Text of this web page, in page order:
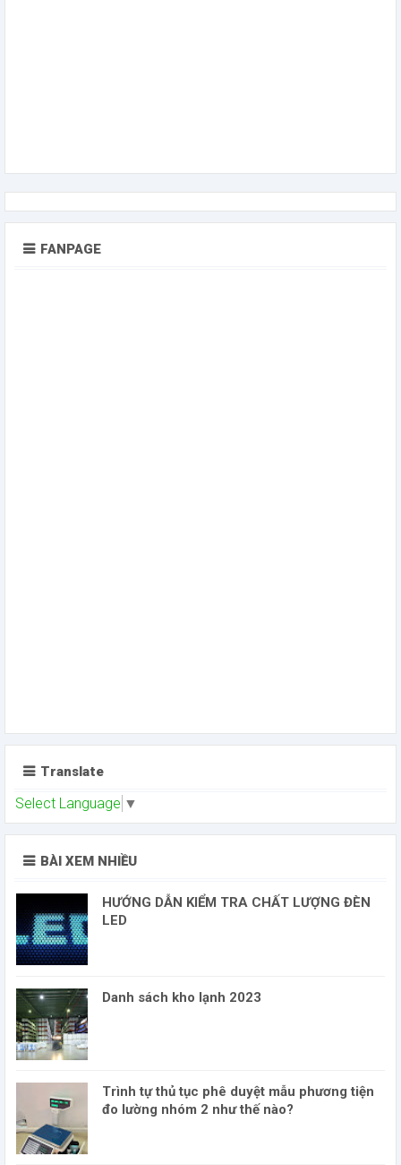
FANPAGE
Translate
Select Language ▼
BÀI XEM NHIỀU
HƯỚNG DẪN KIỂM TRA CHẤT LƯỢNG ĐÈN
LED
Danh sách kho lạnh 2023
Trình tự thủ tục phê duyệt mẫu phương tiện
đo lường nhóm 2 như thế nào?